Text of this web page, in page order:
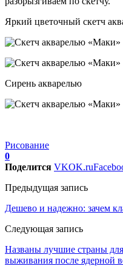
Яркий цветочный скетч
Сирень акварелью
Рисование
0
Поделится VKOK.ru
Предыдущая запись
Дешево и надежно: зачем
Следующая запись
Названы лучшие страны
выживания после ядерной